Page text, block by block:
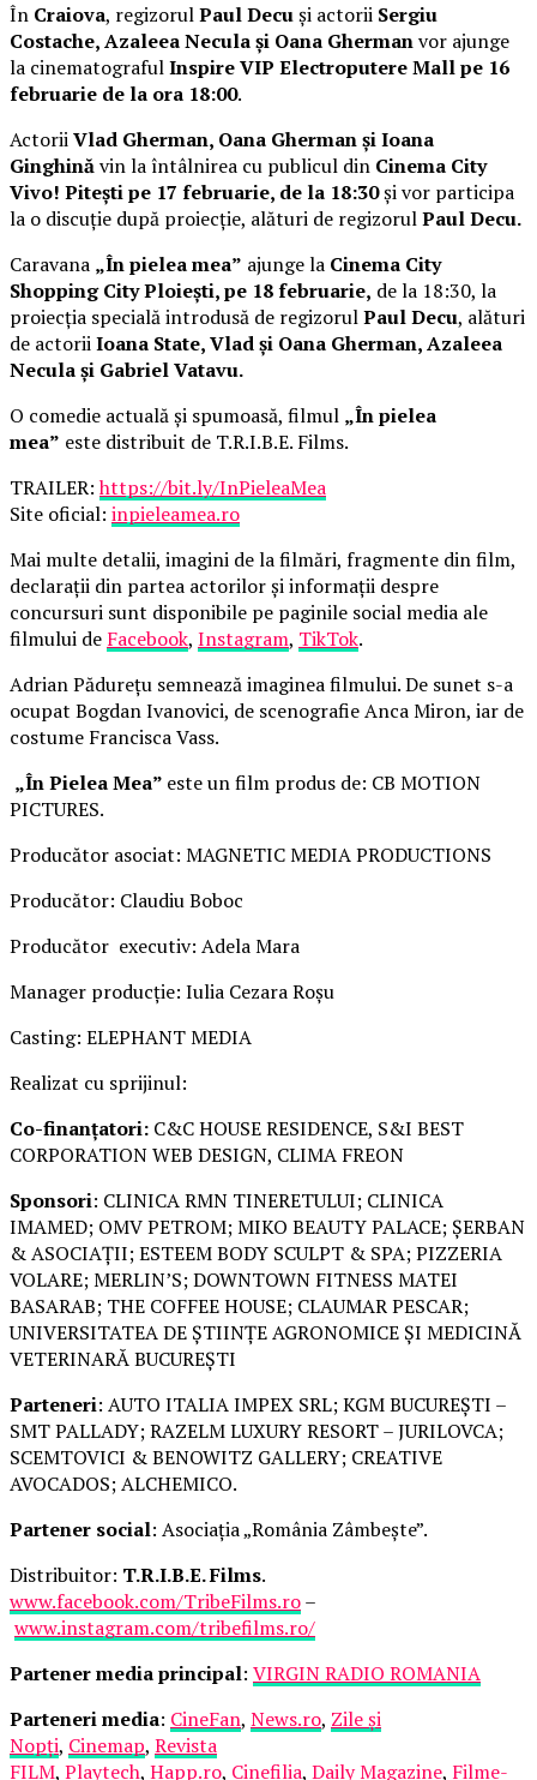
În Craiova, regizorulPaul Decuși actorii Sergiu
Costache, Azaleea Necula și Oana Ghermanvor ajunge
la cinematografulInspire VIP Electroputere Mall pe 16
februarie de la ora 18:00.
ActoriiVlad Gherman, Oana Gherman și Ioana
Ginghinăvin la întâlnirea cu publicul din Cinema City
Vivo! Pitești pe 17 februarie, de la 18:30și vor participa
la o discuție după proiecție, alături de regizorulPaul Decu.
Caravana „În pielea mea” ajunge la Cinema City
Shopping City Ploiești, pe 18 februarie, de la 18:30, la
proiecția specială introdusă de regizorulPaul Decu, alături
de actoriiIoana State, Vlad și Oana Gherman, Azaleea
Necula și Gabriel Vatavu.
O comedie actuală și spumoasă, filmul „În pielea
mea” este distribuit de T.R.I.B.E. Films.
TRAILER:https://bit.ly/InPieleaMea
Site oficial: inpieleamea.ro
Mai multe detalii, imagini de la filmări, fragmente din film,
declarații din partea actorilor și informații despre
concursuri sunt disponibile pe paginile social media ale
filmului de Facebook, Instagram, TikTok.
Adrian Pădurețu semnează imaginea filmului. De sunet s-a
ocupat Bogdan Ivanovici, de scenografie Anca Miron, iar de
costume Francisca Vass.
„În Pielea Mea” este un film produs de: CB MOTION
PICTURES.
Producător asociat: MAGNETIC MEDIA PRODUCTIONS
Producător: Claudiu Boboc
Producător executiv: Adela Mara
Manager producție: Iulia Cezara Roșu
Casting: ELEPHANT MEDIA
Realizat cu sprijinul:
Co-finanțatori: C&C HOUSE RESIDENCE, S&I BEST
CORPORATION WEB DESIGN, CLIMA FREON
Sponsori: CLINICA RMN TINERETULUI; CLINICA
IMAMED; OMV PETROM; MIKO BEAUTY PALACE; ȘERBAN
& ASOCIAȚII; ESTEEM BODY SCULPT & SPA; PIZZERIA
VOLARE; MERLIN’S; DOWNTOWN FITNESS MATEI
BASARAB; THE COFFEE HOUSE; CLAUMAR PESCAR;
UNIVERSITATEA DE ȘTIINȚE AGRONOMICE ȘI MEDICINĂ
VETERINARĂ BUCUREȘTI
Parteneri: AUTO ITALIA IMPEX SRL; KGM BUCUREȘTI –
SMT PALLADY; RAZELM LUXURY RESORT – JURILOVCA;
SCEMTOVICI & BENOWITZ GALLERY; CREATIVE
AVOCADOS; ALCHEMICO.
Partener social: Asociația „România Zâmbește”.
Distribuitor: T.R.I.B.E. Films.
www.facebook.com/TribeFilms.ro–
www.instagram.com/tribefilms.ro/
Partener media principal: VIRGIN RADIO ROMANIA
Parteneri media: CineFan, News.ro, Zile și
Nopți, Cinemap, Revista
FILM, Playtech, Happ.ro, Cinefilia, Daily Magazine, Filme-